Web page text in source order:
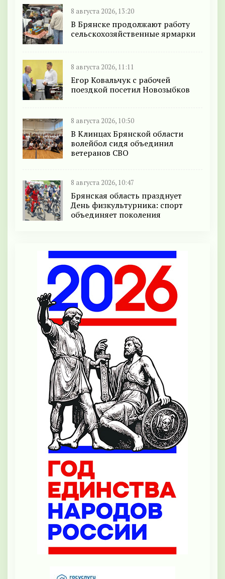
8 августа 2026, 13:20
В Брянске продолжают работу
сельскохозяйственные ярмарки
8 августа 2026, 11:11
Егор Ковальчук с рабочей
поездкой посетил Новозыбков
8 августа 2026, 10:50
В Клинцах Брянской области
волейбол сидя объединил
ветеранов СВО
8 августа 2026, 10:47
Брянская область празднует
День физкультурника: спорт
объединяет поколения